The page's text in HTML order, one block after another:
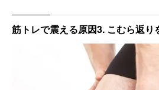
筋トレで震える原因3. こむら返り